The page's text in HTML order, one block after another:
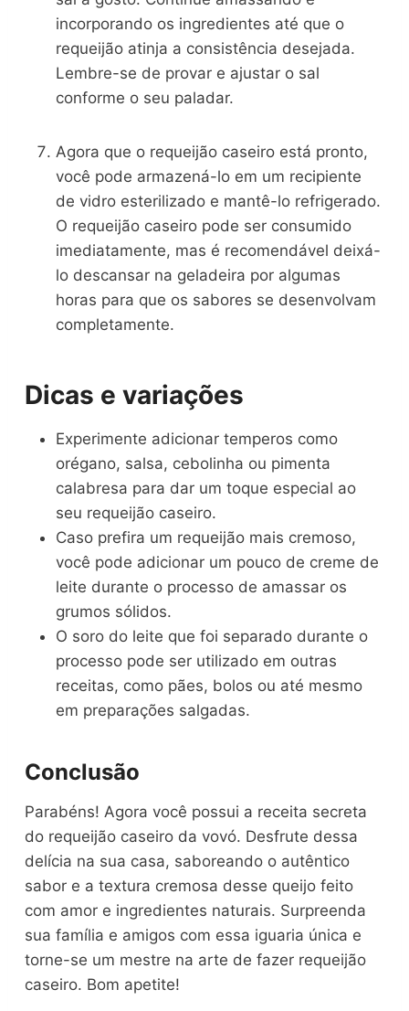
incorporando os ingredientes até que o
requeijão atinja a consistência desejada.
Lembre-se de provar e ajustar o sal
conforme o seu paladar.
Agora que o requeijão caseiro está pronto,
você pode armazená-lo em um recipiente
de vidro esterilizado e mantê-lo refrigerado.
O requeijão caseiro pode ser consumido
imediatamente, mas é recomendável deixá-
lo descansar na geladeira por algumas
horas para que os sabores se desenvolvam
completamente.
Dicas e variações
Experimente adicionar temperos como
orégano, salsa, cebolinha ou pimenta
calabresa para dar um toque especial ao
seu requeijão caseiro.
Caso prefira um requeijão mais cremoso,
você pode adicionar um pouco de creme de
leite durante o processo de amassar os
grumos sólidos.
O soro do leite que foi separado durante o
processo pode ser utilizado em outras
receitas, como pães, bolos ou até mesmo
em preparações salgadas.
Conclusão
Parabéns! Agora você possui a receita secreta
do requeijão caseiro da vovó. Desfrute dessa
delícia na sua casa, saboreando o autêntico
sabor e a textura cremosa desse queijo feito
com amor e ingredientes naturais. Surpreenda
sua família e amigos com essa iguaria única e
torne-se um mestre na arte de fazer requeijão
caseiro. Bom apetite!